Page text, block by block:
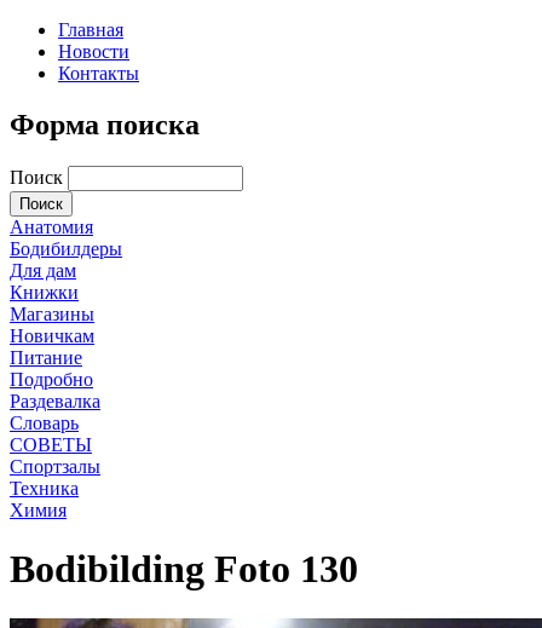
Главная
Новости
Контакты
Форма поиска
Поиск
Анатомия
Бодибилдеры
Для дам
Книжки
Магазины
Новичкам
Питание
Подробно
Раздевалка
Словарь
СОВЕТЫ
Спортзалы
Техника
Химия
Bodibilding Foto 130